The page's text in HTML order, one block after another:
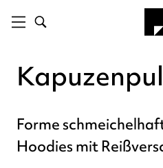
Forme
Hoodies mit